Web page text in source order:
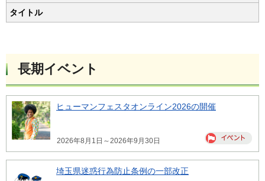
タイトル
長期イベント
ヒューマンフェスタオンライン2026の開催
2026年8月1日～2026年9月30日
埼玉県迷惑行為防止条例の一部改正